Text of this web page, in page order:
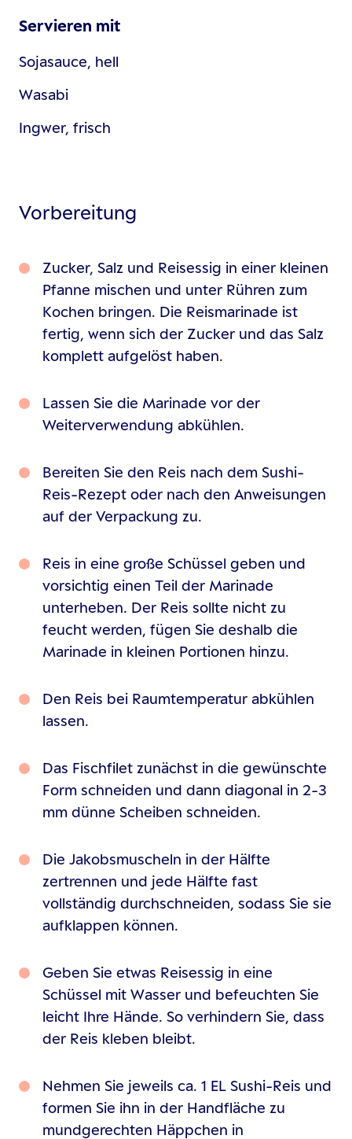
Servieren mit
Sojasauce, hell
Wasabi
Ingwer, frisch
Vorbereitung
Zucker, Salz und Reisessig in einer kleinen
Pfanne mischen und unter Rühren zum
Kochen bringen. Die Reismarinade ist
fertig, wenn sich der Zucker und das Salz
komplett aufgelöst haben.
Lassen Sie die Marinade vor der
Weiterverwendung abkühlen.
Bereiten Sie den Reis nach dem Sushi-
Reis-Rezept oder nach den Anweisungen
auf der Verpackung zu.
Reis in eine große Schüssel geben und
vorsichtig einen Teil der Marinade
unterheben. Der Reis sollte nicht zu
feucht werden, fügen Sie deshalb die
Marinade in kleinen Portionen hinzu.
Den Reis bei Raumtemperatur abkühlen
lassen.
Das Fischfilet zunächst in die gewünschte
Form schneiden und dann diagonal in 2-3
mm dünne Scheiben schneiden.
Die Jakobsmuscheln in der Hälfte
zertrennen und jede Hälfte fast
vollständig durchschneiden, sodass Sie sie
aufklappen können.
Geben Sie etwas Reisessig in eine
Schüssel mit Wasser und befeuchten Sie
leicht Ihre Hände. So verhindern Sie, dass
der Reis kleben bleibt.
Nehmen Sie jeweils ca. 1 EL Sushi-Reis und
formen Sie ihn in der Handfläche zu
mundgerechten Häppchen in